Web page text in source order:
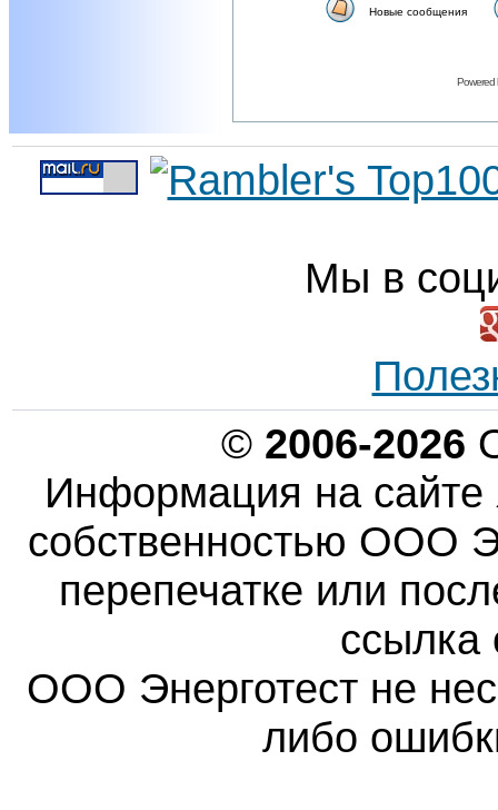
Новые сообщения
Powered
Мы в
© 2006-2026
Информация на сайте
собственностью ООО
перепечатке или
ссылка
ООО Энерготест не
либо